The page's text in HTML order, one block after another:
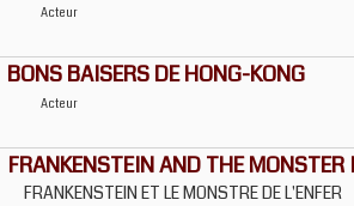
Acteur
BONS BAISERS DE HONG-KONG
Acteur
FRANKENSTEIN AND THE MONSTER
FRANKENSTEIN ET LE MONSTRE DE L'ENFER